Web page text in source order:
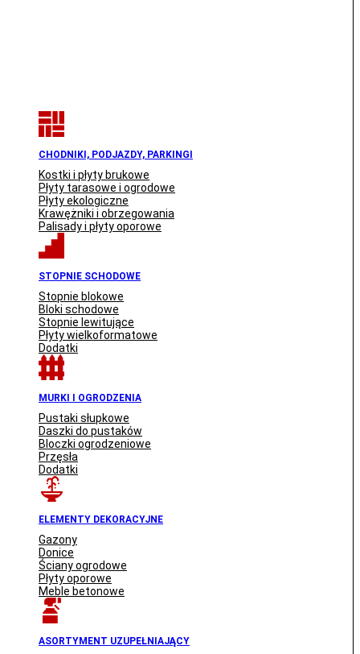
CHODNIKI, PODJAZDY, PARKINGI
Kostki i płyty brukowe
Płyty tarasowe i ogrodowe
Płyty ekologiczne
Krawężniki i obrzegowania
Palisady i płyty oporowe
STOPNIE SCHODOWE
Stopnie blokowe
Bloki schodowe
Stopnie lewitujące
Płyty wielkoformatowe
Dodatki
MURKI I OGRODZENIA
Pustaki słupkowe
Daszki do pustaków
Bloczki ogrodzeniowe
Przęsła
Dodatki
ELEMENTY DEKORACYJNE
Gazony
Donice
Ściany ogrodowe
Płyty oporowe
Meble betonowe
ASORTYMENT UZUPEŁNIAJĄCY